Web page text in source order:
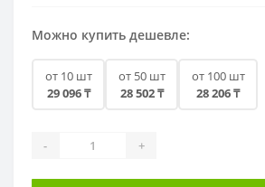
Можно купить дешевле:
от 10 шт
29 096 ₸
от 50 шт
28 502 ₸
от 100 шт
28 206 ₸
- +